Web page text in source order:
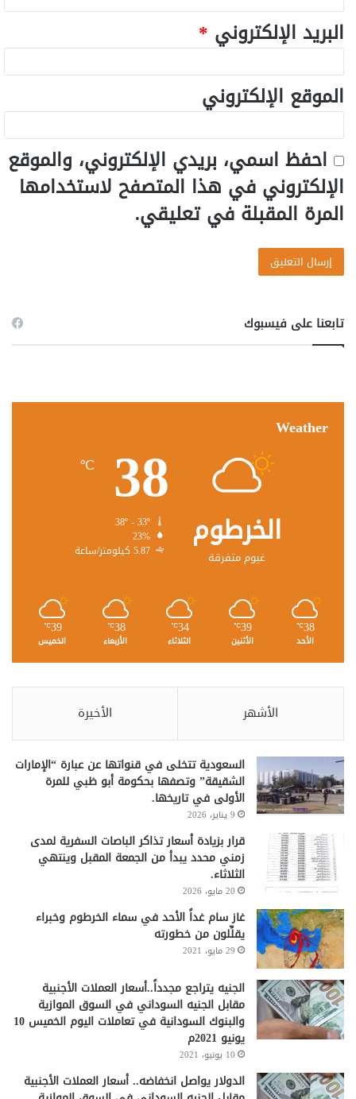
البريد الإلكتروني *
الموقع الإلكتروني
احفظ اسمي، بريدي الإلكتروني، والموقع
الإلكتروني في هذا المتصفح لاستخدامها
المرة المقبلة في تعليقي.
تابعنا على فيسبوك
Weather
الخرطوم
غيوم متفرقة
38
℃
23%
5.87 كيلومتر/ساعة
38
℃
الأحد
39
℃
الأثنين
34
℃
الثلاثاء
38
℃
الأربعاء
39
℃
الخميس
الأشهر الأخيرة
السعودية تتخلى في قنواتها عن عبارة “الإمارات
الشقيقة” وتصفها بحكومة أبو ظبي للمرة
الأولى في تاريخها.
9 يناير، 2026
قرار بزيادة أسعار تذاكر الباصات السفرية لمدى
زمني محدد يبدأ من الجمعة المقبل وينتهي
الثلاثاء.
20 مايو، 2026
غاز سام غداً الأحد في سماء الخرطوم وخبراء
يقلِّلون من خطورته
29 مايو، 2021
الجنيه يتراجع مجدداً..أسعار العملات الأجنبية
مقابل الجنيه السوداني في السوق الموازية
والبنوك السودانية في تعاملات اليوم الخميس 10
يونيو 2021م
10 يونيو، 2021
الدولار يواصل انخفاضه.. أسعار العملات الأجنبية